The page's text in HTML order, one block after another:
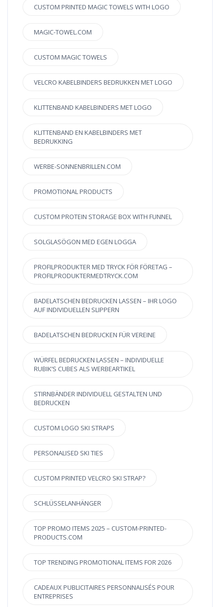
CUSTOM PRINTED MAGIC TOWELS WITH LOGO
MAGIC-TOWEL.COM
CUSTOM MAGIC TOWELS
VELCRO KABELBINDERS BEDRUKKEN MET LOGO
KLITTENBAND KABELBINDERS MET LOGO
KLITTENBAND EN KABELBINDERS MET
BEDRUKKING
WERBE-SONNENBRILLEN.COM
PROMOTIONAL PRODUCTS
CUSTOM PROTEIN STORAGE BOX WITH FUNNEL
SOLGLASÖGON MED EGEN LOGGA
PROFILPRODUKTER MED TRYCK FÖR FÖRETAG –
PROFILPRODUKTERMEDTRYCK.COM
BADELATSCHEN BEDRUCKEN LASSEN – IHR LOGO
AUF INDIVIDUELLEN SLIPPERN
BADELATSCHEN BEDRUCKEN FÜR VEREINE
WÜRFEL BEDRUCKEN LASSEN – INDIVIDUELLE
RUBIK’S CUBES ALS WERBEARTIKEL
STIRNBÄNDER INDIVIDUELL GESTALTEN UND
BEDRUCKEN
CUSTOM LOGO SKI STRAPS
PERSONALISED SKI TIES
CUSTOM PRINTED VELCRO SKI STRAP?
SCHLÜSSELANHÄNGER
TOP PROMO ITEMS 2025 – CUSTOM-PRINTED-
PRODUCTS.COM
TOP TRENDING PROMOTIONAL ITEMS FOR 2026
CADEAUX PUBLICITAIRES PERSONNALISÉS POUR
ENTREPRISES